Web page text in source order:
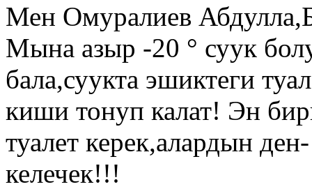
Мен Омуралиев
Мына азыр -20 ° суук
бала,суукта эшиктеги
киши тонуп калат! Эн
туалет керек,алардын
келечек!!!